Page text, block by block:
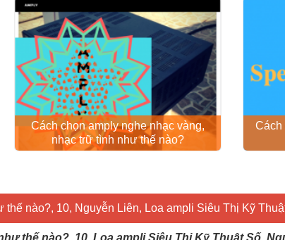
Cách chọn amply nghe nhạc vàng,
nhạc trữ tình như thế nào?
Cách
nào?, 10, Nguyễn Liên, Loa ampli Siêu Thị Kỹ
thế nào?, 10, Loa ampli Siêu Thị Kỹ Thuật Số,